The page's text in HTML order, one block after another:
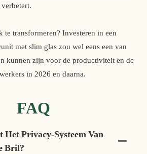
met slim glas zou wel eens een van
kunnen zijn voor de productiviteit en de
in 2026 en daarna.
FAQ
Het Privacy-Systeem Van
Bril?